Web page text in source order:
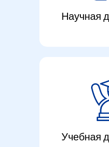
Научная
Учебная